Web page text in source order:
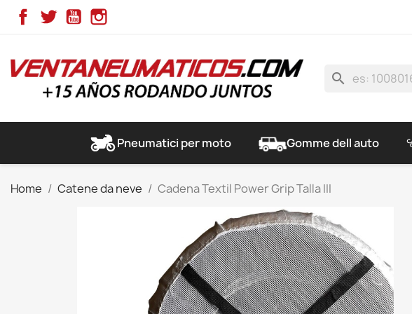
FacebookTwitterYouTube
search
Pneumatici per moto Gomme dell auto
Home Catene da neve Cadena Textil Power Grip Talla III